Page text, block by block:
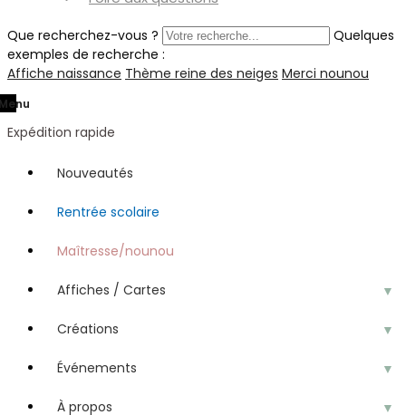
Que recherchez-vous ?
Quelques
exemples de recherche :
Affiche naissance Thème reine des neiges Merci nounou
Expédition rapide
Nouveautés
Rentrée scolaire
Maîtresse/nounou
Affiches / Cartes ▼
Créations ▼
Événements ▼
À propos ▼